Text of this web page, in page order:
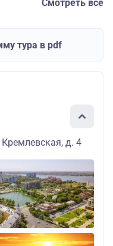
Смотреть все
тура в pdf
д. 4